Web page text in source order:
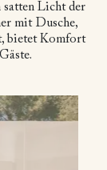
satten Licht der
mit Dusche,
bietet Komfort